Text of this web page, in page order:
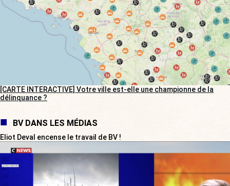
[CARTE INTERACTIVE] Votre ville est-elle une championne de la
délinquance ?
BV DANS LES MÉDIAS
Eliot Deval encense le travail de BV !